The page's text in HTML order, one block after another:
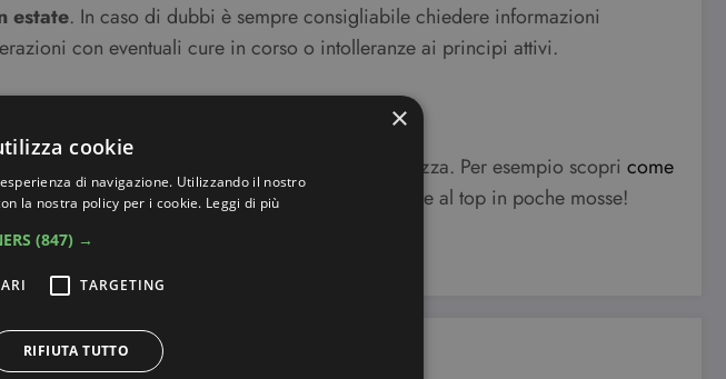
estate. In caso di dubbi è sempre consigliabile chiedere informazioni
con eventuali cure in corso o intolleranze ai principi attivi.
tanti altri contenuti utili a te e alla tua bellezza. Per esempio scopri come
irimedi naturali per la pelle grassa e sarai sempre al top in poche mosse!
×
cookie
di navigazione. Utilizzando il nostro
la nostra policy per i cookie. Leggi di più
(847) →
TARGETING
RIFIUTA TUTTO